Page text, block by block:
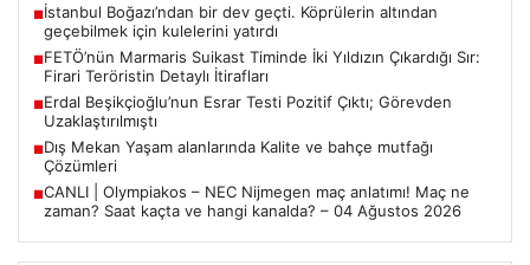
■İstanbul Boğazı’ndan bir dev geçti. Köprülerin altından
geçebilmek için kulelerini yatırdı
■FETÖ’nün Marmaris Suikast Timinde İki Yıldızın Çıkardığı Sır:
Firari Teröristin Detaylı İtirafları
■Erdal Beşikçioğlu’nun Esrar Testi Pozitif Çıktı; Görevden
Uzaklaştırılmıştı
■Dış Mekan Yaşam alanlarında Kalite ve bahçe mutfağı
Çözümleri
■CANLI | Olympiakos – NEC Nijmegen maç anlatımı! Maç ne
zaman? Saat kaçta ve hangi kanalda? – 04 Ağustos 2026